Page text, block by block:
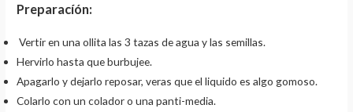
Preparacíón:
Vertir en una ollita las 3 tazas de agua y las semillas.
Hervirlo hasta que burbujee.
Apagarlo y dejarlo reposar, veras que el liquido es algo gomoso.
Colarlo con un colador o una panti-media.